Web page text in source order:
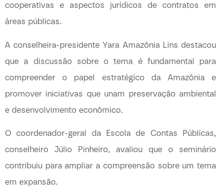
cooperativas e aspectos jurídicos de contratos em
áreas públicas.
A conselheira-presidente Yara Amazônia Lins destacou
que a discussão sobre o tema é fundamental para
compreender o papel estratégico da Amazônia e
promover iniciativas que unam preservação ambiental
e desenvolvimento econômico.
O coordenador-geral da Escola de Contas Públicas,
conselheiro Júlio Pinheiro, avaliou que o seminário
contribuiu para ampliar a compreensão sobre um tema
em expansão.